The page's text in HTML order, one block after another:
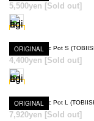
5,500yen [Sold out]
ORIGINAL
4,400yen [Sold out]
ORIGINAL
7,920yen [Sold out]